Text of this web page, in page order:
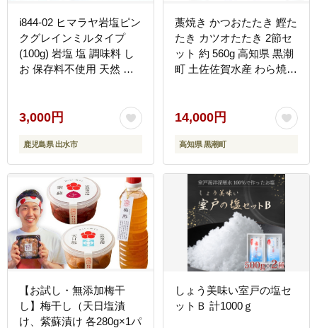
i844-02 ヒマラヤ岩塩ピン
クグレインミルタイプ
(100g) 岩塩 塩 調味料 し
お 保存料不使用 天然 パ
入浴 普段使い ギフト 贈
り物 【ソルティースマイ
ル】
3,000円
鹿児島県 出水市
藁焼き かつおたたき 鰹た
たき カツオたたき 2節セ
ット 約 560g 高知県 黒潮
町 土佐佐賀水産 わら焼き
介類 土佐 かつおのたたき
80ml×2 丼用 刺身用 ご飯
のお供 海鮮セット 魚料理
かつおセット 父の日 ギフ
ト プレゼント[1552-4]
14,000円
高知県 黒潮町
【お試し・無添加梅干
し】梅干し（天日塩漬
け、紫蘇漬け 各280g×1パ
しょう美味い室戸の塩セ
ットＢ 計1000ｇ